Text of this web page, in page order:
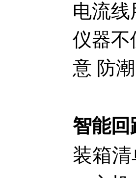
电流
仪器不
意 防
智能回
装箱